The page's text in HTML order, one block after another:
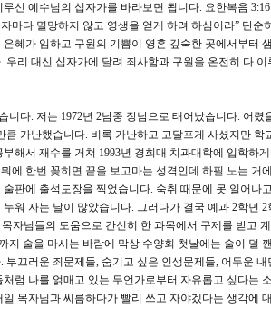
신 예수님의 십자가를 바라보면 됩니다. 요한복음
마다 멸망하지 않고 영생을 얻게 하려 하심이라” 단순
혜가 임하고 구원의 기쁨이 영혼 깊숙한 곳에서부터
리 대신 십자가에 달려 죄사함과 구원을 온전히 다
다. 저는 1972년 2남중 장남으로 태어났습니다. 어렸
가난했습니다. 비록 가난하고 고달프게 사셨지만 학
해서 재수를 거쳐 1993년 경희대 치과대학에 입학하
에 한번 꽂히면 끝을 보고마는 성격인데 하필 노는 거
판에 출석도장을 찍었습니다. 숙취 때문에 못 일어나
워 자는 날이 많았습니다. 그러다가 결국 예과 2학년
자님들의 도움으로 간신히 한 과목에서 구제를 받고
지 술을 마시는 바람에 막상 수양회 첫날에는 술이 덜
끄러운 죄문제들, 숨기고 싶은 인생문제들, 어두운
럼 나를 얽매고 있는 무언가로부터 자유롭고 싶다는
목자님과 씨름하다가 빨리 쓰고 자야겠다는 생각에